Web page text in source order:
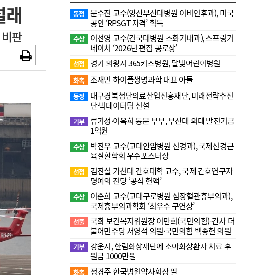
래
판
동정
문수진 교수( 양산부산대병원 이비인후과), 미국
공인 ‘RPSGT 자격’ 획득
수상
이선영 교수(건국대병원 소화기내과), 스프링거
네이처 ‘2026년 편집 공로상’
선정 경기 의왕시 365키즈병원, 달빛어린이병원
화촉 조재민 하이플생명과학 대표 아들
동정
대구경북첨단의료산업진흥재단, 미래전략추진
단·빅데이터팀 신설
기부 류기성·이옥희 동문 부부, 부산대 의대 발전기금
1억원
수상
박진우 교수(고대안암병원 신경과), 국제신경근
육질환학회 우수포스터상
선정
김진실 가천대 간호대학 교수, 국제 간호연구자
명예의 전당 ‘공식 헌액’
수상
이준희 교수(고대구로병원 심장혈관흉부외과),
국제흉부외과학회 ‘최우수 구연상’
선출 국회 보건복지위원장 이만희(국민의힘)-간사 더
불어민주당 서영석 의원·국민의힘 백종헌 의원
기부
강윤지, 한림화상재단에 소아화상환자 치료 후
원금 1000만원
화촉 정경주 한국병원약사회장 딸